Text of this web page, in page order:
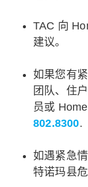
TAC 向
建议。
如果您有
团队、住
员或
802.8300.
如遇紧急
特诺玛县